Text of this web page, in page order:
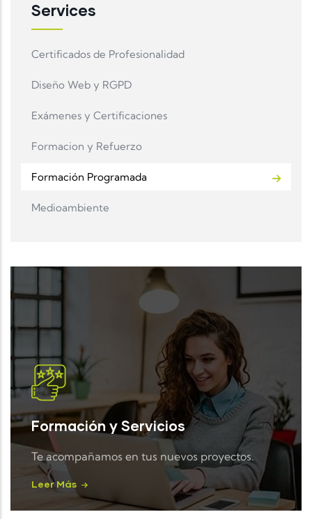
Services
Certificados de Profesionalidad
Diseño Web y RGPD
Exámenes y Certificaciones
Formacion y Refuerzo
Formación Programada
Medioambiente
Formación y Servicios
Te acompañamos en tus nuevos proyectos.
Leer Más